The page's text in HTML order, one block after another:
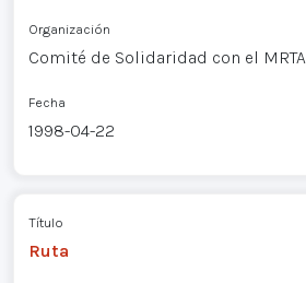
Organización
Comité de Solidaridad con el MRTA
Fecha
1998-04-22
Título
Ruta